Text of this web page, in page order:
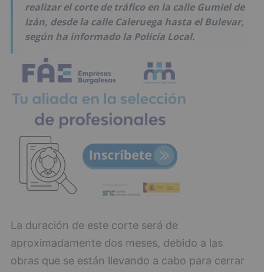
realizar el corte de tráfico en la calle Gumiel de
Izán, desde la calle Caleruega hasta el Bulevar,
según ha informado la Policía Local.
La duración de este corte será de
aproximadamente dos meses, debido a las
obras que se están llevando a cabo para cerrar